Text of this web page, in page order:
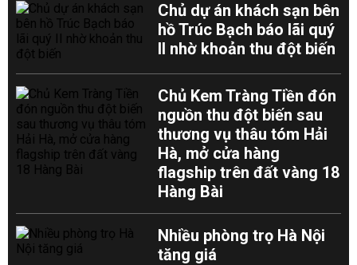
Chủ dự án khách sạn bên
hồ Trúc Bạch báo lãi quý
II nhờ khoản thu đột biến
Chủ Kem Tràng Tiền đón
nguồn thu đột biến sau
thương vụ thâu tóm Hải
Hà, mở cửa hàng
flagship trên đất vàng 18
Hàng Bài
Nhiều phòng trọ Hà Nội
tăng giá